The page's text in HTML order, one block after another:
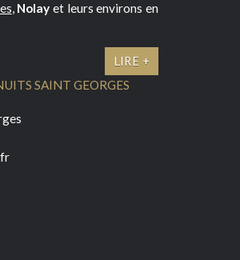
, Nolay et leurs environs en
LIRE +
SAINT GEORGES